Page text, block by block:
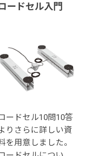
ードセル入門
ードセル10問10答
りさらに詳しい資
を用意しました。